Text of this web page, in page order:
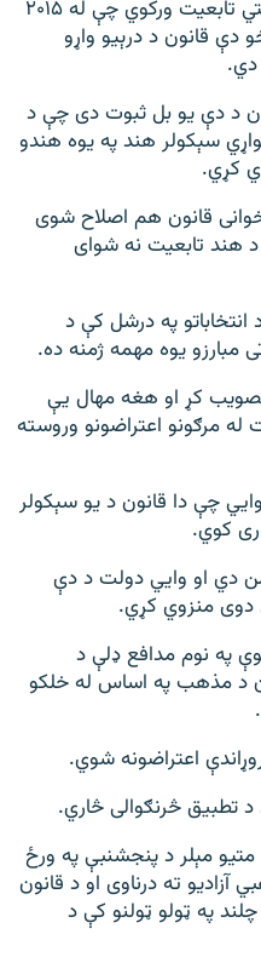
عیسوي اقلیتونو ته د هند سمدستي تابعیت ورکوي چې له ۲۰۱۵
قانون د درېیو واړو
دي.
د دې یو بل ثبوت دی چې د
سېکولر هند په یوه هندو
کړي.
قانون هم اصلاح شوی
هند تابعیت نه شوای
په درشل کې د
مبارزو یوه مهمه ژمنه ده.
پارلمان تصویب کړ او هغه مهال یې
مرګونو اعتراضونو وروسته
چې دا قانون د یو سېکولر
کوي.
دي او وايي دولت د دې
دوی منزوي کړي.
په نوم مدافع ډلې د
د مذهب په اساس له خلکو
اعتراضونه شوي.
د تطبیق څرنګوالی څاري.
متیو مېلر د پنجشنبې په ورځ
ته درناوی او د قانون
په ټولو ټولنو کې د